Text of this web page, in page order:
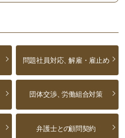
問題社員対応、解雇・雇止め
団体交渉、労働組合対策
弁護士との顧問契約